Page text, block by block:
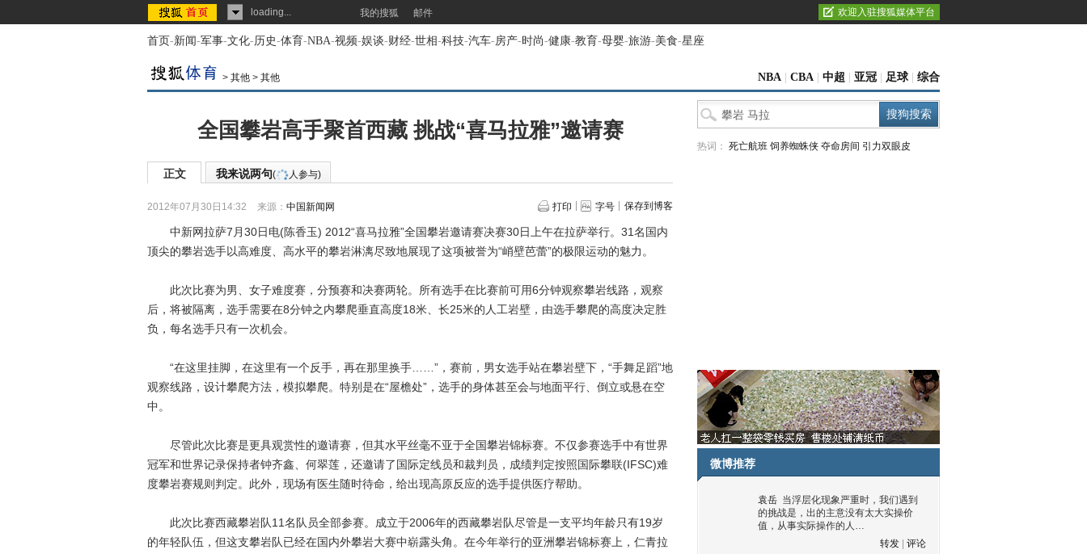
loading... 我的搜狐 邮件 欢迎入驻搜狐媒体平台
首页-新闻-军事-文化-历史-体育-NBA-视频-娱谈-财经-世相-科技-汽车-房产-时尚-健康-教育-母婴-旅游-美食-星座
> 其他 > 其他 NBA CBA 中超 亚冠 足球 综合
全国攀岩高手聚首西藏 挑战“喜马拉雅”邀请赛
正文 我来说两句( 人参与)
2012年07月30日14:32 来源： 中国新闻网 打印 字号 保存到博客
中新网拉萨7月30日电(陈香玉) 2012“喜马拉雅”全国攀岩邀请赛决赛30日上午在拉萨举行。31名国内
顶尖的攀岩选手以高难度、高水平的攀岩淋漓尽致地展现了这项被誉为“峭壁芭蕾”的极限运动的魅力。
此次比赛为男、女子难度赛，分预赛和决赛两轮。所有选手在比赛前可用6分钟观察攀岩线路，观察
后，将被隔离，选手需要在8分钟之内攀爬垂直高度18米、长25米的人工岩壁，由选手攀爬的高度决定胜
负，每名选手只有一次机会。
“在这里挂脚，在这里有一个反手，再在那里换手……”，赛前，男女选手站在攀岩壁下，“手舞足蹈”地
观察线路，设计攀爬方法，模拟攀爬。特别是在“屋檐处”，选手的身体甚至会与地面平行、倒立或悬在空
中。
尽管此次比赛是更具观赏性的邀请赛，但其水平丝毫不亚于全国攀岩锦标赛。不仅参赛选手中有世界
冠军和世界记录保持者钟齐鑫、何翠莲，还邀请了国际定线员和裁判员，成绩判定按照国际攀联(IFSC)难
度攀岩赛规则判定。此外，现场有医生随时待命，给出现高原反应的选手提供医疗帮助。
此次比赛西藏攀岩队11名队员全部参赛。成立于2006年的西藏攀岩队尽管是一支平均年龄只有19岁
的年轻队伍，但这支攀岩队已经在国内外攀岩大赛中崭露头角。在今年举行的亚洲攀岩锦标赛上，仁青拉
热词： 死亡航班 饲养蜘蛛侠 夺命房间 引力双眼皮
微博推荐
袁岳 当浮层化现象严重时，我们遇到
的挑战是，出的主意没有太大实操价
值，从事实际操作的人…
转发
评论